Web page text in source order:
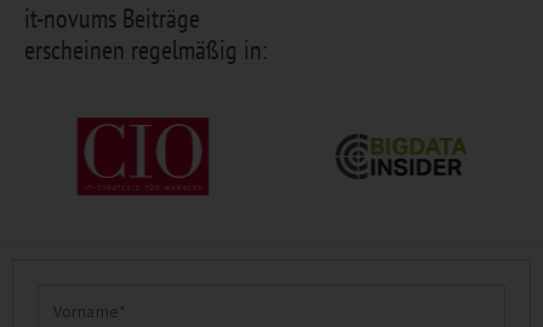
it-novums Beiträge
erscheinen regelmäßig in: